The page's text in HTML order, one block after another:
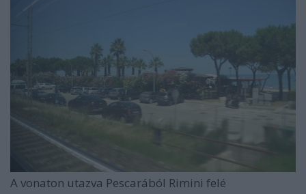
A vonaton utazva Pescarából Rimini felé